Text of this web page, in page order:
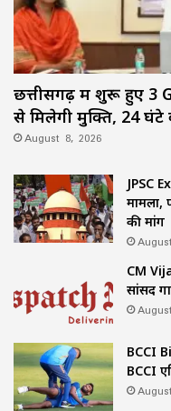
छत्तीसगढ़ में शुरू हुए 3
से मिलेगी मुक्ति, 24 घंटे
August 8, 2026
JPSC
मामला,
की मांग
CM
सांसद
BCCI
BCCI